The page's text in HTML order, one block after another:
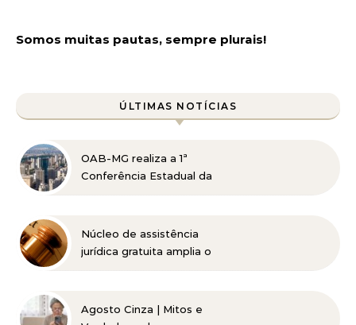
Somos muitas pautas, sempre plurais!
ÚLTIMAS NOTÍCIAS
OAB-MG realiza a 1ª
Conferência Estadual da
referência nacional
Núcleo de assistência
jurídica gratuita amplia o
Agosto Cinza | Mitos e